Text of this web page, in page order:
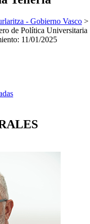
- Gobierno Vasco >
de Política Universitaria
: 11/01/2025